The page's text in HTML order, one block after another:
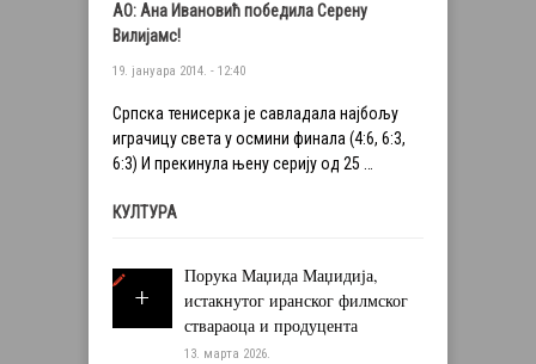
АО: Ана Ивановић победила Серену
Вилијамс!
19. јануара 2014. - 12:40
Српска тенисерка је савладала најбољу
играчицу света у осмини финала (4:6, 6:3,
6:3) И прекинула њену серију од 25 …
КУЛТУРА
Порука Маџида Маџидија,
истакнутог иранског филмског
ствараоца и продуцента
13. марта 2026.